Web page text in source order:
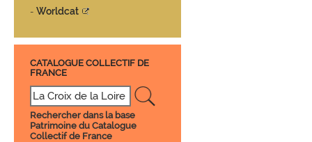
- Worldcat
CATALOGUE COLLECTIF DE
FRANCE
Rechercher dans la base
Patrimoine du Catalogue
Collectif de France